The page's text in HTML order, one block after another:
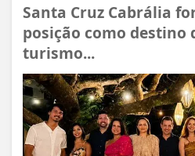
Santa Cruz Cabrália
posição como destino
turismo...